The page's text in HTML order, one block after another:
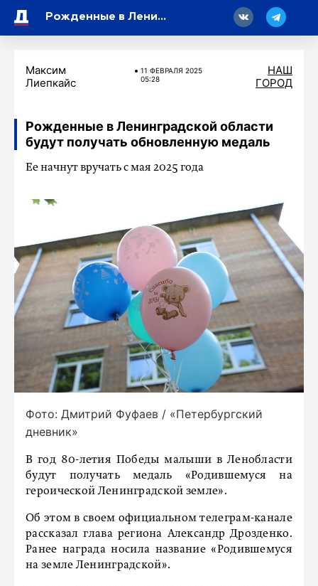
Рожденные в Ленинградской области будут получать обновленную медаль
Максим
Лиепкайс
11 ФЕВРАЛЯ 2025
05:28
НАШ
ГОРОД
Рожденные в Ленинградской области
будут получать обновленную медаль
Ее начнут вручать с мая 2025 года
Фото: Дмитрий Фуфаев / «Петербургский
дневник»
В год 80-летия Победы малыши в Ленобласти
будут получать медаль «Родившемуся на
героической Ленинградской земле».
Об этом в своем официальном телеграм-канале
рассказал глава региона Александр Дрозденко.
Ранее награда носила название «Родившемуся
на земле Ленинградской».